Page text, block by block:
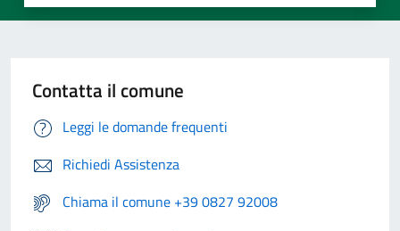
Contatta il comune
Leggi le domande frequenti
Richiedi Assistenza
Chiama il comune +39 0827 92008